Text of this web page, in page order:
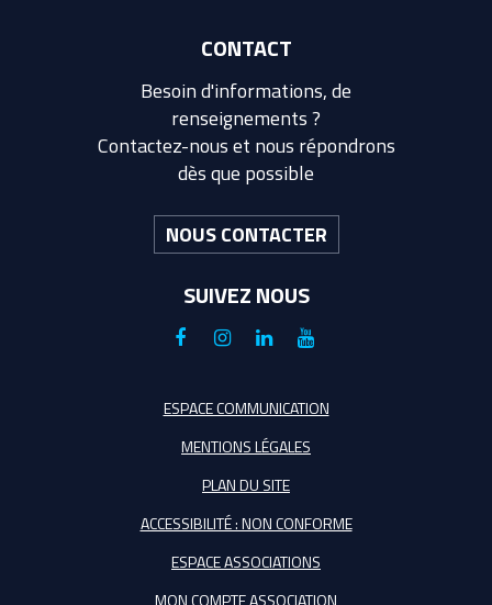
CONTACT
Besoin d'informations, de
renseignements ?
Contactez-nous et nous répondrons
dès que possible
NOUS CONTACTER
SUIVEZ NOUS
Lien
le
Facebook
Lien
le
compte
Instagram
Lien
le
compte
Linkedin
Lien
la
Youtube
ESPACE COMMUNICATION
MENTIONS LÉGALES
PLAN DU SITE
ACCESSIBILITÉ : NON CONFORME
ESPACE ASSOCIATIONS